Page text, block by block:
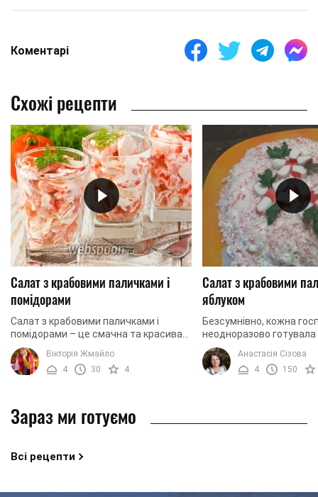
Коментарі
Схожі рецепти
Салат з крабовими паличками і
помідорами
Салат з крабовими паличками і
помідорами – це смачна та красива
страва, яка з легкістю зможе стати
окрасою будь-якого святкового
столу. Салат має ...
Вікторія Жмайло
4
30 4
Салат з крабовими
яблуком
Безсумнівно, кожна
неодноразово
салат з крабовими
яблуко навряд чи для
використовувала. Ми
Анастасія Сізова
4
150
Зараз ми готуємо
Всі рецепти